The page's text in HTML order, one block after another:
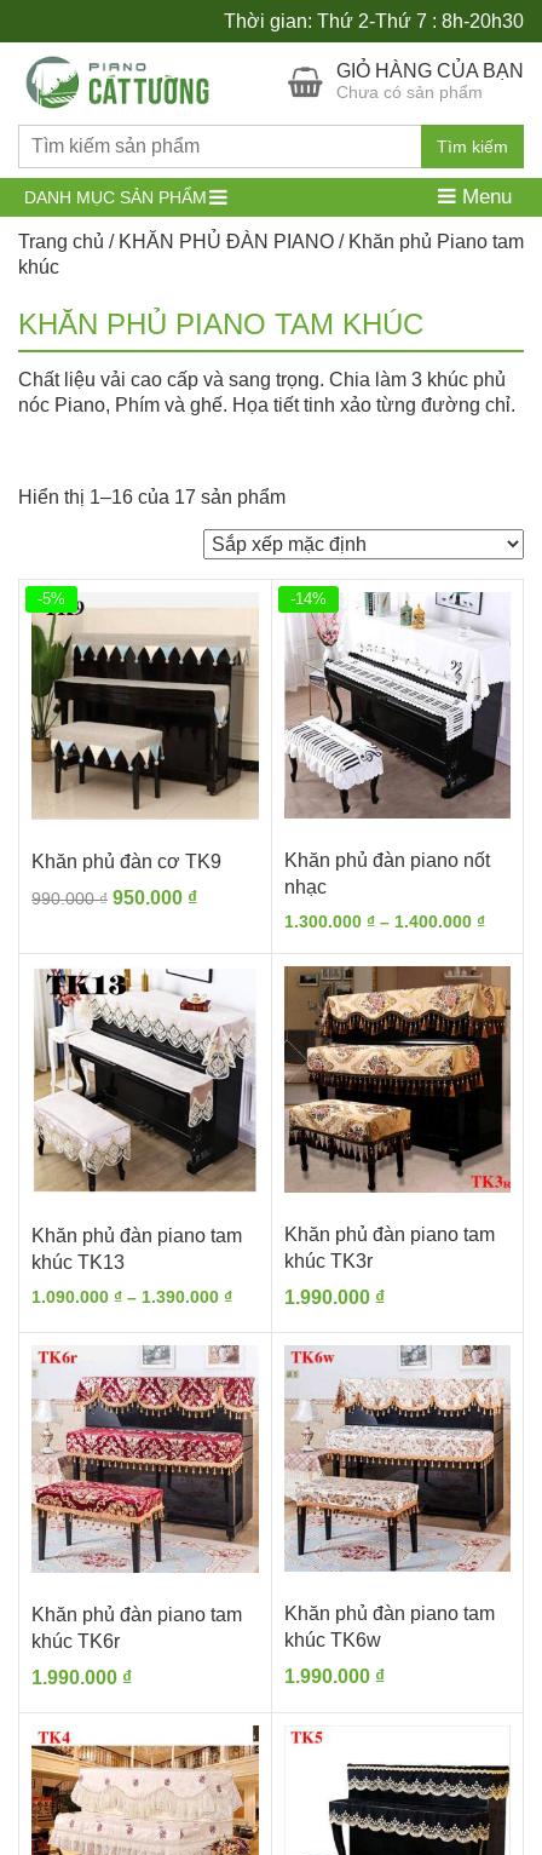
Thời gian: Thứ 2-Thứ 7 : 8h-20h30
Tìm kiếm
GIỎ HÀNG CỦA BẠN
Chưa có sản phẩm
DANH MỤC SẢN PHẨM Menu
Trang chủ / KHĂN PHỦ ĐÀN PIANO / Khăn phủ Piano tam
khúc
KHĂN PHỦ PIANO TAM KHÚC
Chất liệu vải cao cấp và sang trọng. Chia làm 3 khúc phủ
nóc Piano, Phím và ghế. Họa tiết tinh xảo từng đường chỉ.
Hiển thị 1–16 của 17 sản phẩm
-5%
Khăn phủ đàn cơ TK9
990.000₫ Giá
990.000 ₫.
950.000 ₫Giá
là:
950.000 ₫.
-14%
Khăn phủ đàn piano nốt
nhạc
1.300.000 ₫ – 1.400.000 ₫
từ
đến
Khăn phủ đàn piano tam
khúc TK13
1.090.000 ₫ – 1.390.000 ₫Khoảng
từ
1.090.000 ₫
đến
1.390.000 ₫
Khăn phủ đàn piano tam
khúc TK3r
1.990.000 ₫
Khăn phủ đàn piano tam
khúc TK6r
1.990.000 ₫
Khăn phủ đàn piano tam
khúc TK6w
1.990.000 ₫